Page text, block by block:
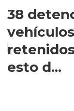
38
esto d...